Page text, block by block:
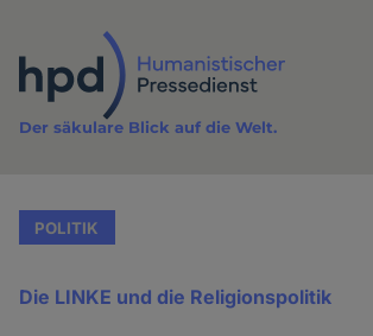
Inhalt
Der säkulare Blick auf die Welt.
POLITIK
Die LINKE und die Religionspolitik